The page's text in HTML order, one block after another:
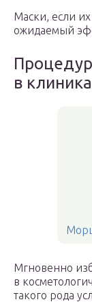
Маски, если
ожидаемый
в
Мгновенно
в
такого рода